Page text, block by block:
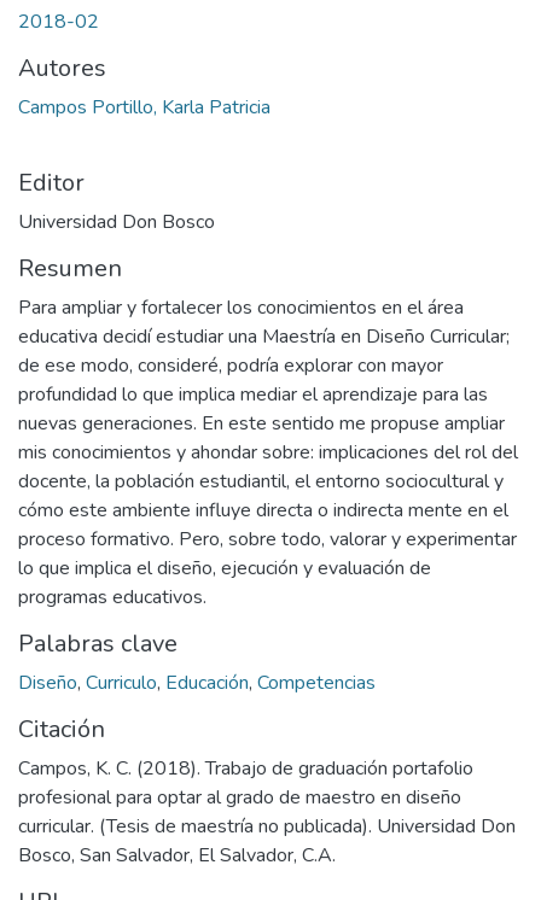
2018-02
Autores
Campos Portillo, Karla Patricia
Editor
Universidad Don Bosco
Resumen
Para ampliar y fortalecer los conocimientos en el área
educativa decidí estudiar una Maestría en Diseño Curricular;
de ese modo, consideré, podría explorar con mayor
profundidad lo que implica mediar el aprendizaje para las
nuevas generaciones. En este sentido me propuse ampliar
mis conocimientos y ahondar sobre: implicaciones del rol del
docente, la población estudiantil, el entorno sociocultural y
cómo este ambiente influye directa o indirecta mente en el
proceso formativo. Pero, sobre todo, valorar y experimentar
lo que implica el diseño, ejecución y evaluación de
programas educativos.
Palabras clave
Diseño, Curriculo, Educación, Competencias
Citación
Campos, K. C. (2018). Trabajo de graduación portafolio
profesional para optar al grado de maestro en diseño
curricular. (Tesis de maestría no publicada). Universidad Don
Bosco, San Salvador, El Salvador, C.A.